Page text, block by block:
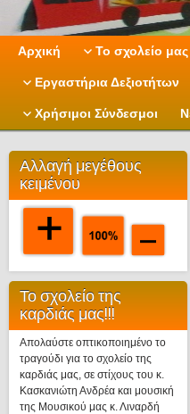
Αρχική Το σχολείο μας
Εργαστήρια Δεξιοτήτων
Χρήσιμοι Σύνδεσμοι
Αλλαγή μεγέθους
κειμένου
Το σχολείο της
καρδιάς μας!!!
Απολαύστε οπτικοποιημένο το
τραγούδι για το σχολείο της
καρδιάς μας, σε στίχους του κ.
Κασκανιώτη Ανδρέα και μουσική
της Μουσικού μας κ. Λιναρδή